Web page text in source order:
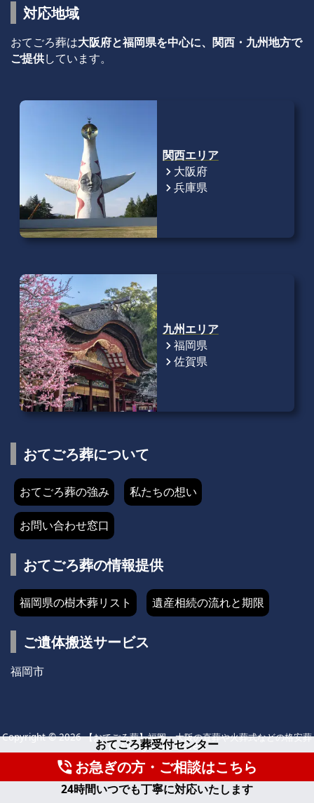
対応地域
おてごろ葬は大阪府と福岡県を中心に、関西・九州地方で
ご提供しています。
関西エリア
chevron_right大阪府
chevron_right兵庫県
九州エリア
chevron_right福岡県
chevron_right佐賀県
おてごろ葬について
おてごろ葬の強み 私たちの想い
お問い合わせ窓口
おてごろ葬の情報提供
福岡県の樹木葬リスト 遺産相続の流れと期限
ご遺体搬送サービス
福岡市
Copyright ©2026 【おてごろ葬】福岡・大阪の直葬や火葬式などの格安葬
儀All Rights Reserved.
WordPress Luxeritas Theme is provided by "Thought is free
おてごろ葬受付センター
phone_in_talkお急ぎの方・ご相談はこちら
24時間いつでも丁寧に対応いたします